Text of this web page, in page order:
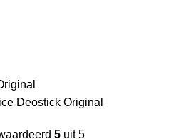
Deostick Original
5 uit 5